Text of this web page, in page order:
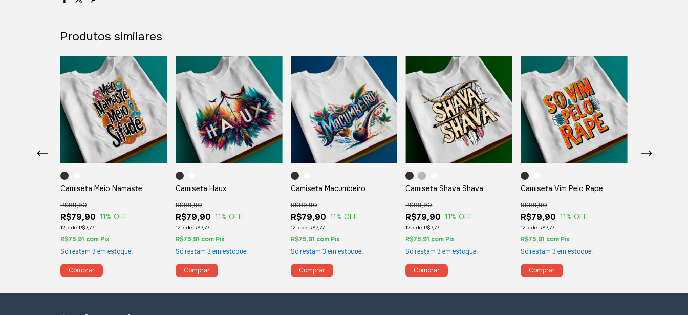
Produtos similares
Camiseta Meio Namaste
R$79,90
R$89,90
11% OFF
12 x de R$7,77
R$75,91 com Pix
Só restam 3 em estoque!
Comprar
Camiseta Haux
R$79,90
R$89,90
11% OFF
12 x de R$7,77
R$75,91 com Pix
Só restam 3 em estoque!
Comprar
Camiseta Macumbeiro
R$79,90
R$89,90
11% OFF
12 x de R$7,77
R$75,91 com Pix
Só restam 3 em estoque!
Comprar
Camiseta Shava Shava
R$79,90
R$89,90
11% OFF
12 xde R$7,77
R$75,91 com Pix
Só restam3 em estoque!
Comprar
Camiseta Vim Pelo Rapé
R$79,90
R$89,90
11% OFF
12 xde R$7,77
R$75,91 com Pix
Só restam3 em estoque!
Comprar